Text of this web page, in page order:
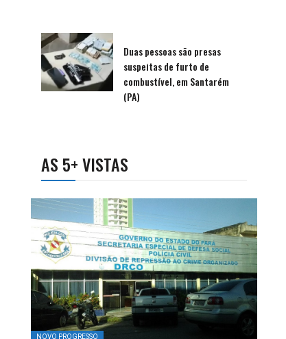
Duas pessoas são presas
suspeitas de furto de
combustível, em Santarém
(PA)
AS 5+ VISTAS
NOVO PROGRESSO